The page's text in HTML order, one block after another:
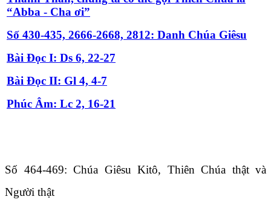
“Abba - Cha ơi”
Số 430-435, 2666-2668, 2812: Danh Chúa Giêsu
Bài Ðọc I: Ds 6, 22-27
Bài Ðọc II: Gl 4, 4-7
Phúc Âm: Lc 2, 16-21
Số 464-469: Chúa Giêsu Kitô, Thiên Chúa thật và
Người thật